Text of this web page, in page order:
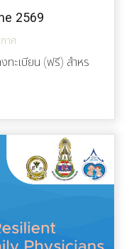
2569
าศ
ทะเบียน (ฟรี) สำหร